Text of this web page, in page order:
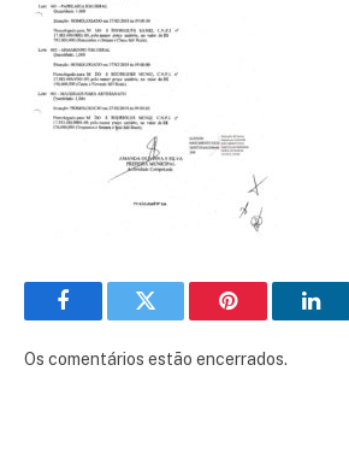
FacebookTwitter Pinterest
Os comentários estão encerrados.